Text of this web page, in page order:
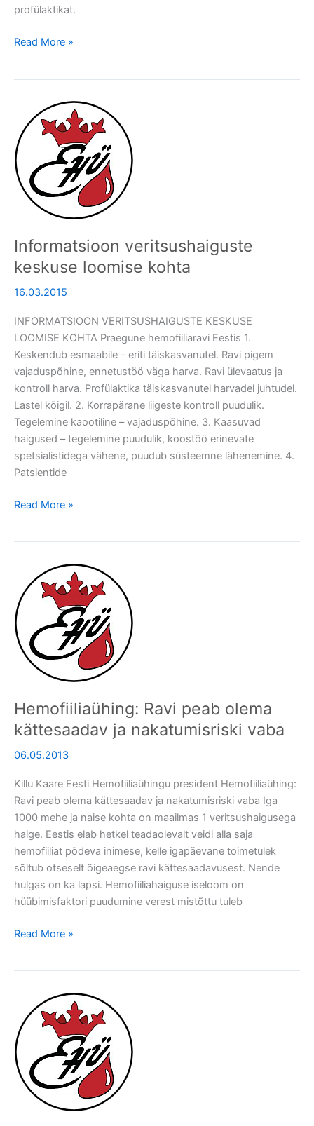
profülaktikat.
Read More »
Informatsioon veritsushaiguste
keskuse loomise kohta
16.03.2015
INFORMATSIOON VERITSUSHAIGUSTE KESKUSE
LOOMISE KOHTA Praegune hemofiiliaravi Eestis 1.
Keskendub esmaabile – eriti täiskasvanutel. Ravi pigem
vajaduspõhine, ennetustöö väga harva. Ravi ülevaatus ja
kontroll harva. Profülaktika täiskasvanutel harvadel juhtudel.
Lastel kõigil. 2. Korrapärane liigeste kontroll puudulik.
Tegelemine kaootiline – vajaduspõhine. 3. Kaasuvad
haigused – tegelemine puudulik, koostöö erinevate
spetsialistidega vähene, puudub süsteemne lähenemine. 4.
Patsientide
Informatsioon
veritsushaiguste
keskuse
loomise
kohta
Read More »
Hemofiiliaühing: Ravi peab olema
kättesaadav ja nakatumisriski vaba
06.05.2013
Killu Kaare Eesti Hemofiiliaühingu president Hemofiiliaühing:
Ravi peab olema kättesaadav ja nakatumisriski vaba Iga
1000 mehe ja naise kohta on maailmas 1 veritsushaigusega
haige. Eestis elab hetkel teadaolevalt veidi alla saja
hemofiiliat põdeva inimese, kelle igapäevane toimetulek
sõltub otseselt õigeaegse ravi kättesaadavusest. Nende
hulgas on ka lapsi. Hemofiiliahaiguse iseloom on
hüübimisfaktori puudumine verest mistõttu tuleb
Hemofiiliaühing:
Ravi
peab
olema
kättesaadav
nakatumisriski
Read More »
Kolmapäeval
tähistatakse
rahvusvahelist
Hemofiiliapäeva